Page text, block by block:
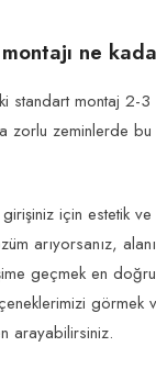
ne
standart montaj 2-3
zorlu zeminlerde
için estetik
arıyorsanız,
geçmek en
görmek
arayabilirsiniz.